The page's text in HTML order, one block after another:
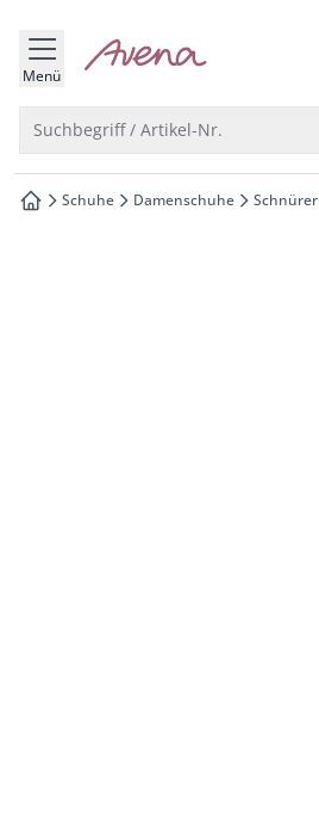
springen
springen
springen
springen
Menü zur Startseite
Suchbegriff / Artikel-Nr.
zur Startseite
Schuhe Damenschuhe Schnürer